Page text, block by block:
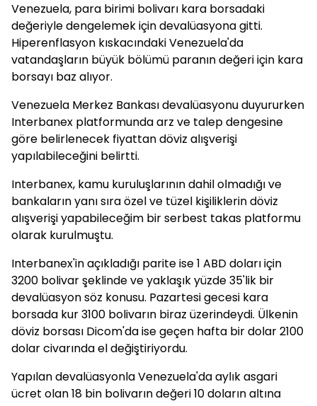
Venezuela, para birimi bolivarı kara borsadaki
değeriyle dengelemek için devalüasyona gitti.
Hiperenflasyon kıskacındaki Venezuela'da
vatandaşların büyük bölümü paranın değeri için kara
borsayı baz alıyor.
Venezuela Merkez Bankası devalüasyonu duyururken
Interbanex platformunda arz ve talep dengesine
göre belirlenecek fiyattan döviz alışverişi
yapılabileceğini belirtti.
Interbanex, kamu kuruluşlarının dahil olmadığı ve
bankaların yanı sıra özel ve tüzel kişiliklerin döviz
alışverişi yapabileceğim bir serbest takas platformu
olarak kurulmuştu.
Interbanex'in açıkladığı parite ise 1 ABD doları için
3200 bolivar şeklinde ve yaklaşık yüzde 35'lik bir
devalüasyon söz konusu. Pazartesi gecesi kara
borsada kur 3100 bolivarın biraz üzerindeydi. Ülkenin
döviz borsası Dicom'da ise geçen hafta bir dolar 2100
dolar civarında el değiştiriyordu.
Yapılan devalüasyonla Venezuela'da aylık asgari
ücret olan 18 bin bolivarın değeri 10 doların altına